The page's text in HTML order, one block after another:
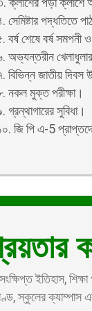
সেমিষ্টার পদ্ধতিতে
বর্ষ শেষে বর্ষ সমপনী ও
অভ্যন্তরীন
বিভিন্ন জাতীয় দিবস
নকল মুক্ত পরীক্ষা।
গ্রন্থাগারের সুবিধা।
জি পি এ-5
ইতিহাস, শিক্ষা
স্কুলের ক্যাম্পাস